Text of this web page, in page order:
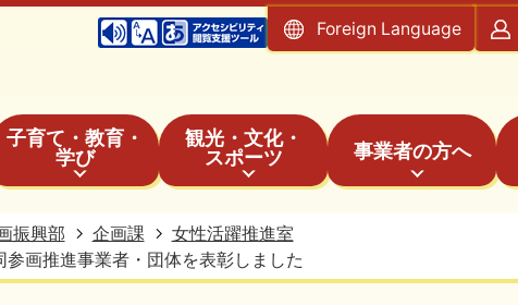
Foreign Language
子育て・教育・
学び
観光・文化・
スポーツ
事業者の方へ
振興部 企画課
女性活躍推進室
画推進事業者・団体を表彰しました